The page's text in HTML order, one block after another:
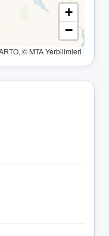
+
−
© MTA Yerbilimleri